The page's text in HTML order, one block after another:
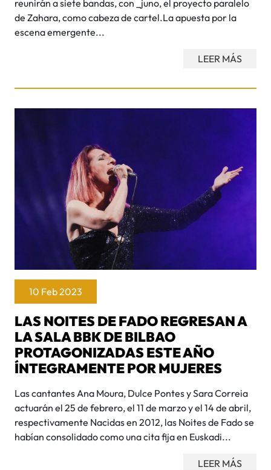
reunirán a siete bandas, con _juno, el proyecto paralelo
de Zahara, como cabeza de cartel.La apuesta por la
escena emergente...
LEER MÁS
10 Feb 2023
LAS NOITES DE FADO REGRESAN A
LA SALA BBK DE BILBAO
PROTAGONIZADAS ESTE AÑO
ÍNTEGRAMENTE POR MUJERES
Las cantantes Ana Moura, Dulce Pontes y Sara Correia
actuarán el 25 de febrero, el 11 de marzo y el 14 de abril,
respectivamente Nacidas en 2012, las Noites de Fado se
habían consolidado como una cita fija en Euskadi...
LEER MÁS